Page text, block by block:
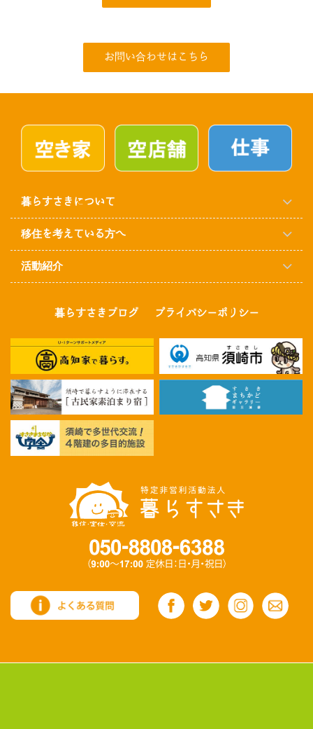
お問い合わせはこちら
暮らすさきについて
移住を考えている方へ
活動紹介
暮らすさきブログ プライバシーポリシー